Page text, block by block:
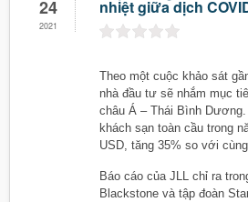
24
2021
nhiệt giữa dịch
Theo một cuộc khảo sát
nhà đầu tư sẽ nhắm mục
châu Á – Thái Bình
khách sạn toàn cầu trong
USD, tăng 35% so với
Báo cáo của JLL chỉ ra
Blackstone và tập đoàn